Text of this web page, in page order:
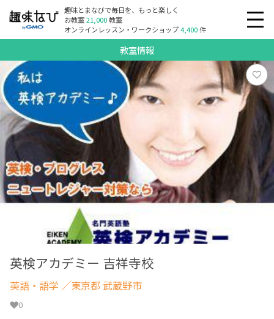
趣味とまなびで毎日を、もっと楽しく
お教室21,000教室
オンラインレッスン・ワークショップ4,400件
教室情報
英検アカデミー 吉祥寺校
英語・語学 ／東京都 武蔵野市
0